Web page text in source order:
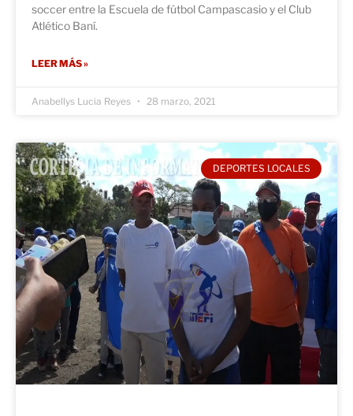
soccer entre la Escuela de fútbol Campascasio y el Club
Atlético Baní.
LEER MÁS »
Anabellys Lucia Reyes 28 marzo, 2021
DEPORTES LOCALES